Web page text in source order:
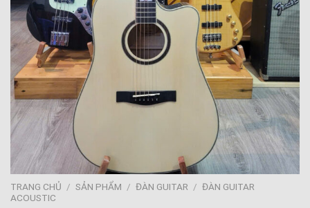
TRANG CHỦ / SẢN PHẨM / ĐÀN GUITAR / ĐÀN GUITAR
ACOUSTIC